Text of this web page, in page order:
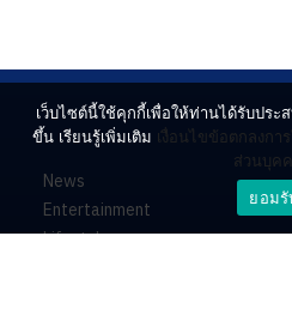
News
Entertainment
Lifestyle
เว็บไซต์นี้ใช้คุกกี้เพื่อให้ท่านได้รับประ
ขึ้น เรียนรู้เพิ่มเติม เงื่อนไขข้อตกลงกา
ส่วนบุค
ยอมรั